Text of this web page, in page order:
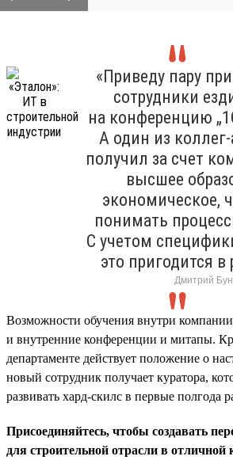
«Приведу пару
сотрудники
на конференцию
А один из
получил за счет
высшее
экономическое,
понимать
С учетом
это пригодится в
Дмитрий
Возможности обучения внутри
и внутренние конференции и митапы.
департаменте действует положение о
новый сотрудник получает куратора,
развивать хард-скилс в первые полгода
Присоединяйтесь, чтобы создавать
для строительной отрасли в отличной